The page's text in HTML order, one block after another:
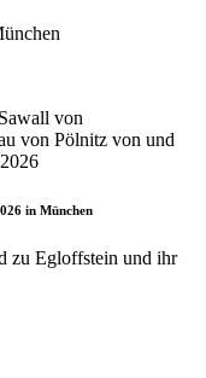
in München
zu Egloffstein und ihr